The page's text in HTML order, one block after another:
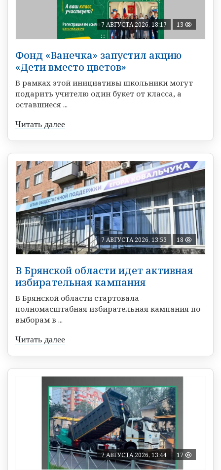
7 АВГУСТА 2026, 18:17 13
Фонд «Ванечка» запустил акцию
«Дети вместо цветов»
В рамках этой инициативы школьники могут
подарить учителю один букет от класса, а
оставшиеся ...
Читать далее
7 АВГУСТА 2026, 13:53 18
В Брянской области идет активная
избирательная кампания
В Брянской области стартовала
полномасштабная избирательная кампания по
выборам в ...
Читать далее
7 АВГУСТА 2026, 13:44 17